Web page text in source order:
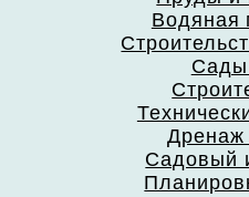
Водяная
Дренаж
Садовый